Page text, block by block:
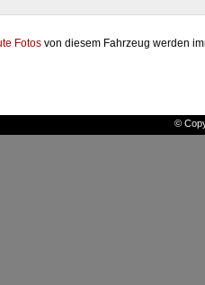
Fotos von diesem Fahrzeug werden
©